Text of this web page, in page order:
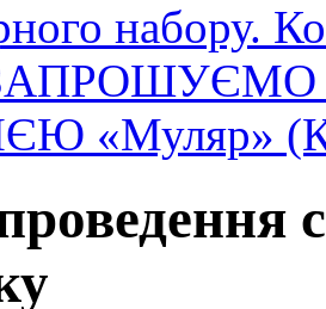
набору.
«Муляр»